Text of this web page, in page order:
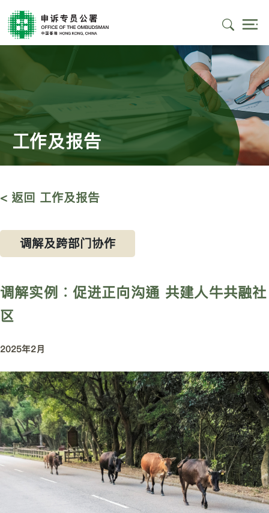
工作及报告
< 返回 工作及报告
调解及跨部门协作
调解实例︰促进正向沟通 共建人牛共融社
区
2025年2月